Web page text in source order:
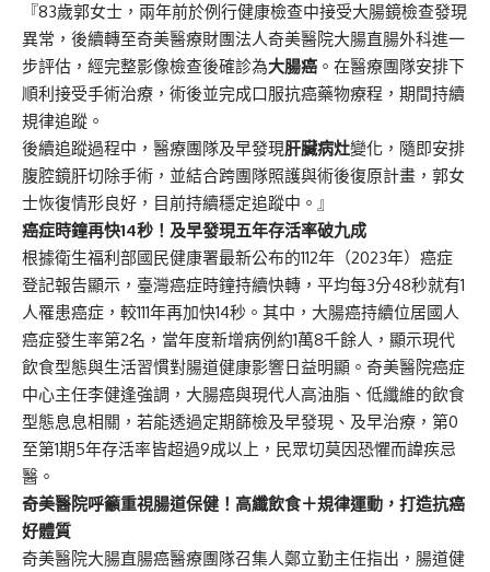
『83歲郭女士，兩年前於例行健康檢查中接受大腸鏡檢查發現
異常，後續轉至奇美醫療財團法人奇美醫院大腸直腸外科進一
步評估，經完整影像檢查後確診為大腸癌 。在醫療團隊安排下
順利接受手術治療，術後並完成口服抗癌藥物療程，期間持續
規律追蹤。
後續追蹤過程中，醫療團隊及早發現肝臟病灶變化，隨即安排
腹腔鏡肝切除手術，並結合跨團隊照護與術後復原計畫，郭女
士恢復情形良好，目前持續穩定追蹤中。』
癌症時鐘再快14秒！及早發現五年存活率破九成
根據衛生福利部國民健康署最新公布的112年（2023年）癌症
登記報告顯示，臺灣癌症時鐘持續快轉，平均每3分48秒就有1
人罹患癌症，較111年再加快14秒。其中，大腸癌持續位居國人
癌症發生率第2名，當年度新增病例約1萬8千餘人，顯示現代
飲食型態與生活習慣對腸道健康影響日益明顯。奇美醫院癌症
中心主任李健逢強調，大腸癌與現代人高油脂、低纖維的飲食
型態息息相關，若能透過定期篩檢及早發現、及早治療，第0
至第1期5年存活率皆超過9成以上，民眾切莫因恐懼而諱疾忌
醫。
奇美醫院呼籲重視腸道保健！高纖飲食＋規律運動，打造抗癌
好體質
奇美醫院大腸直腸癌醫療團隊召集人鄭立勤主任指出，腸道健